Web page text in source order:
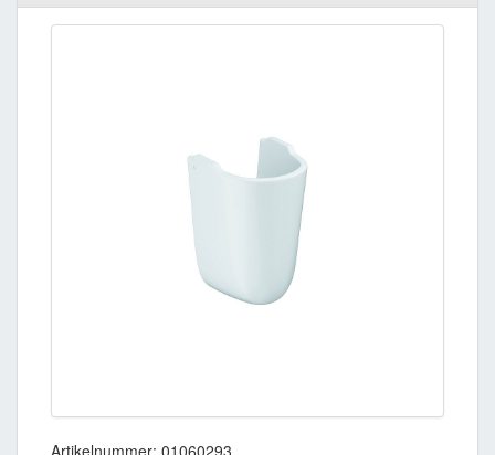
Artikelnummer: 01060293